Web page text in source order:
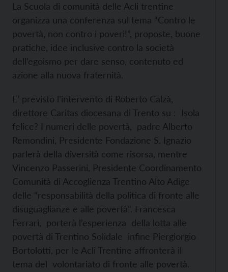
La Scuola di comunità delle Acli trentine
organizza una conferenza sul tema “Contro le
povertà, non contro i poveri!”, proposte, buone
pratiche, idee inclusive contro la società
dell’egoismo per dare senso, contenuto ed
azione alla nuova fraternità.
E’ previsto l’intervento di Roberto Calzà,
direttore Caritas diocesana di Trento su : Isola
felice? I numeri delle povertà, padre Alberto
Remondini, Presidente Fondazione S. Ignazio
parlerà della diversità come risorsa, mentre
Vincenzo Passerini, Presidente Coordinamento
Comunità di Accoglienza Trentino Alto Adige
delle “responsabilità della politica di fronte alle
disuguaglianze e alle povertà”. Francesca
Ferrari, porterà l’esperienza della lotta alle
povertà di Trentino Solidale infine Piergiorgio
Bortolotti, per le Acli Trentine affronterà il
tema del volontariato di fronte alle povertà.